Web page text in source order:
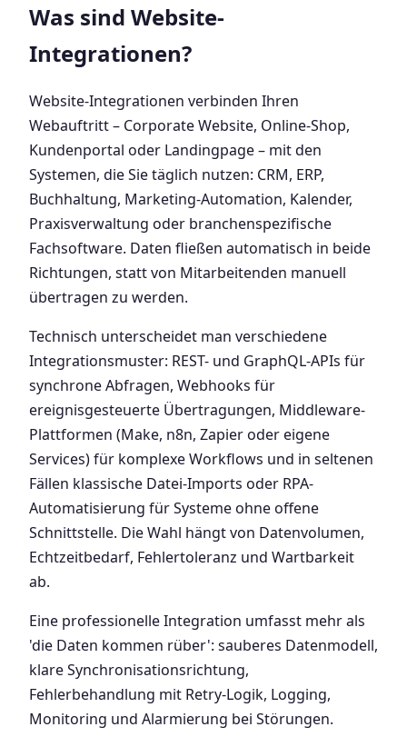
Was sind Website-
Integrationen?
Website-Integrationen verbinden Ihren
Webauftritt – Corporate Website, Online-Shop,
Kundenportal oder Landingpage – mit den
Systemen, die Sie täglich nutzen: CRM, ERP,
Buchhaltung, Marketing-Automation, Kalender,
Praxisverwaltung oder branchenspezifische
Fachsoftware. Daten fließen automatisch in beide
Richtungen, statt von Mitarbeitenden manuell
übertragen zu werden.
Technisch unterscheidet man verschiedene
Integrationsmuster: REST- und GraphQL-APIs für
synchrone Abfragen, Webhooks für
ereignisgesteuerte Übertragungen, Middleware-
Plattformen (Make, n8n, Zapier oder eigene
Services) für komplexe Workflows und in seltenen
Fällen klassische Datei-Imports oder RPA-
Automatisierung für Systeme ohne offene
Schnittstelle. Die Wahl hängt von Datenvolumen,
Echtzeitbedarf, Fehlertoleranz und Wartbarkeit
ab.
Eine professionelle Integration umfasst mehr als
'die Daten kommen rüber': sauberes Datenmodell,
klare Synchronisationsrichtung,
Fehlerbehandlung mit Retry-Logik, Logging,
Monitoring und Alarmierung bei Störungen.